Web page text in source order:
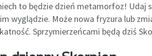
to będzie dzień metamorfoz! Udaj
wyglądzie. Może nowa fryzura lub
Sprzymierzeńcami będą dziś